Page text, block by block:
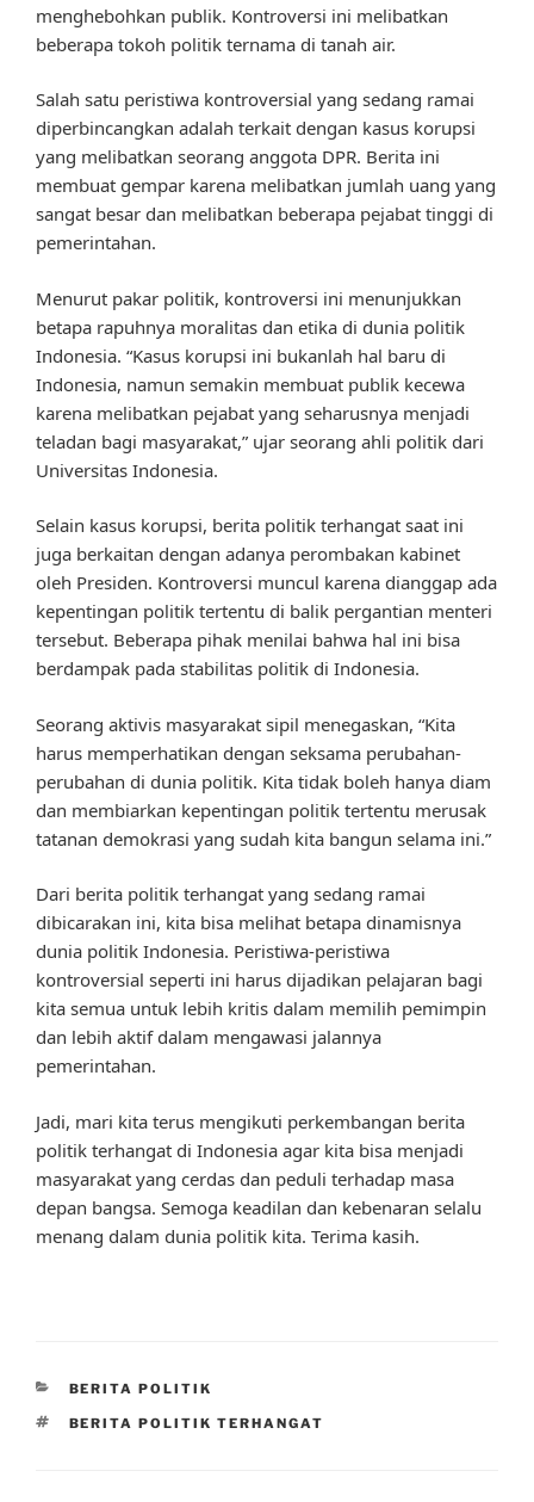
menghebohkan publik. Kontroversi ini melibatkan
beberapa tokoh politik ternama di tanah air.
Salah satu peristiwa kontroversial yang sedang ramai
diperbincangkan adalah terkait dengan kasus korupsi
yang melibatkan seorang anggota DPR. Berita ini
membuat gempar karena melibatkan jumlah uang yang
sangat besar dan melibatkan beberapa pejabat tinggi di
pemerintahan.
Menurut pakar politik, kontroversi ini menunjukkan
betapa rapuhnya moralitas dan etika di dunia politik
Indonesia. “Kasus korupsi ini bukanlah hal baru di
Indonesia, namun semakin membuat publik kecewa
karena melibatkan pejabat yang seharusnya menjadi
teladan bagi masyarakat,” ujar seorang ahli politik dari
Universitas Indonesia.
Selain kasus korupsi, berita politik terhangat saat ini
juga berkaitan dengan adanya perombakan kabinet
oleh Presiden. Kontroversi muncul karena dianggap ada
kepentingan politik tertentu di balik pergantian menteri
tersebut. Beberapa pihak menilai bahwa hal ini bisa
berdampak pada stabilitas politik di Indonesia.
Seorang aktivis masyarakat sipil menegaskan, “Kita
harus memperhatikan dengan seksama perubahan-
perubahan di dunia politik. Kita tidak boleh hanya diam
dan membiarkan kepentingan politik tertentu merusak
tatanan demokrasi yang sudah kita bangun selama ini.”
Dari berita politik terhangat yang sedang ramai
dibicarakan ini, kita bisa melihat betapa dinamisnya
dunia politik Indonesia. Peristiwa-peristiwa
kontroversial seperti ini harus dijadikan pelajaran bagi
kita semua untuk lebih kritis dalam memilih pemimpin
dan lebih aktif dalam mengawasi jalannya
pemerintahan.
Jadi, mari kita terus mengikuti perkembangan berita
politik terhangat di Indonesia agar kita bisa menjadi
masyarakat yang cerdas dan peduli terhadap masa
depan bangsa. Semoga keadilan dan kebenaran selalu
menang dalam dunia politik kita. Terima kasih.
CATEGORIES
BERITA POLITIK
TAGS
BERITA POLITIK TERHANGAT